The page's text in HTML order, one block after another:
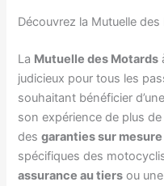
Découvrez la Mutuelle
La Mutuelle des Motards
judicieux pour tous les
souhaitant bénéficier d’une
son expérience de plus
desgaranties sur mesure
spécifiques des
assurance au tiers ou